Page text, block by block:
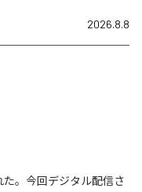
2026.8.8
た。今回デジタル配信さ